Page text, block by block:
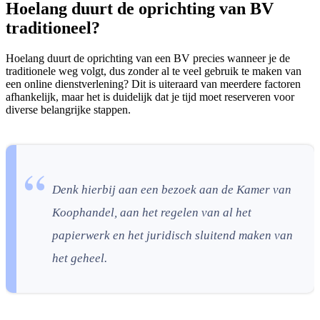
Hoelang duurt de oprichting van BV
traditioneel?
Hoelang duurt de oprichting van een BV precies wanneer je de
traditionele weg volgt, dus zonder al te veel gebruik te maken van
een online dienstverlening? Dit is uiteraard van meerdere factoren
afhankelijk, maar het is duidelijk dat je tijd moet reserveren voor
diverse belangrijke stappen.
Denk hierbij aan een bezoek aan de Kamer van
Koophandel, aan het regelen van al het
papierwerk en het juridisch sluitend maken van
het geheel.